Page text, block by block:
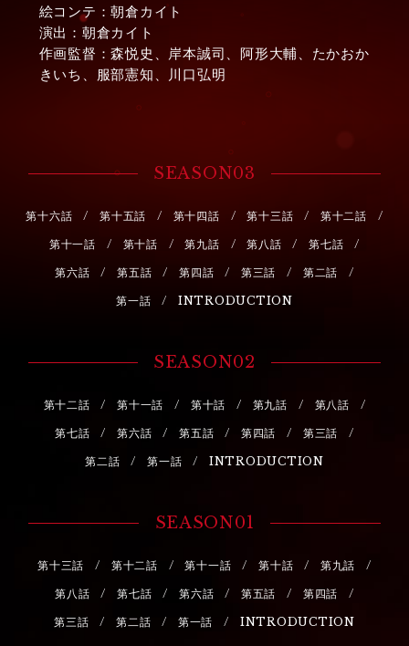
絵コンテ：朝倉カイト
演出：朝倉カイト
作画監督：森悦史、岸本誠司、阿形大輔、たかおか
きいち、服部憲知、川口弘明
SEASON03
第十六話 第十五話 第十四話 第十三話 第十二話
第十一話 第十話 第九話 第八話 第七話
第六話 第五話 第四話 第三話 第二話
第一話 INTRODUCTION
SEASON02
第十二話 第十一話 第十話 第九話 第八話
第七話 第六話 第五話 第四話 第三話
第二話 第一話 INTRODUCTION
SEASON01
第十三話 第十二話 第十一話 第十話 第九話
第八話 第七話 第六話 第五話 第四話
第三話 第二話 第一話 INTRODUCTION